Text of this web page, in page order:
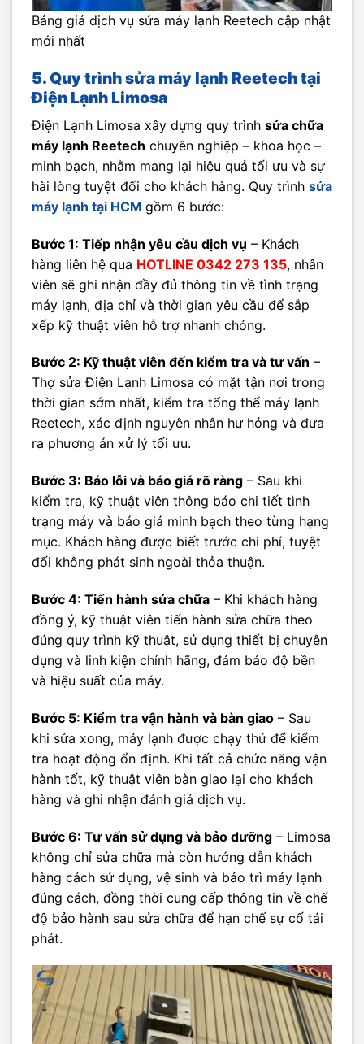
Bảng giá dịch vụ sửa máy lạnh Reetech cập nhật
mới nhất
5. Quy trình sửa máy lạnh Reetech tại
Điện Lạnh Limosa
Điện Lạnh Limosa xây dựng quy trình sửa chữa
máy lạnh Reetech chuyên nghiệp – khoa học –
minh bạch, nhằm mang lại hiệu quả tối ưu và sự
hài lòng tuyệt đối cho khách hàng. Quy trình sửa
máy lạnh tại HCM gồm 6 bước:
Bước 1: Tiếp nhận yêu cầu dịch vụ – Khách
hàng liên hệ qua HOTLINE 0342 273 135, nhân
viên sẽ ghi nhận đầy đủ thông tin về tình trạng
máy lạnh, địa chỉ và thời gian yêu cầu để sắp
xếp kỹ thuật viên hỗ trợ nhanh chóng.
Bước 2: Kỹ thuật viên đến kiểm tra và tư vấn –
Thợ sửa Điện Lạnh Limosa có mặt tận nơi trong
thời gian sớm nhất, kiểm tra tổng thể máy lạnh
Reetech, xác định nguyên nhân hư hỏng và đưa
ra phương án xử lý tối ưu.
Bước 3: Báo lỗi và báo giá rõ ràng – Sau khi
kiểm tra, kỹ thuật viên thông báo chi tiết tình
trạng máy và báo giá minh bạch theo từng hạng
mục. Khách hàng được biết trước chi phí, tuyệt
đối không phát sinh ngoài thỏa thuận.
Bước 4: Tiến hành sửa chữa – Khi khách hàng
đồng ý, kỹ thuật viên tiến hành sửa chữa theo
đúng quy trình kỹ thuật, sử dụng thiết bị chuyên
dụng và linh kiện chính hãng, đảm bảo độ bền
và hiệu suất của máy.
Bước 5: Kiểm tra vận hành và bàn giao – Sau
khi sửa xong, máy lạnh được chạy thử để kiểm
tra hoạt động ổn định. Khi tất cả chức năng vận
hành tốt, kỹ thuật viên bàn giao lại cho khách
hàng và ghi nhận đánh giá dịch vụ.
Bước 6: Tư vấn sử dụng và bảo dưỡng – Limosa
không chỉ sửa chữa mà còn hướng dẫn khách
hàng cách sử dụng, vệ sinh và bảo trì máy lạnh
đúng cách, đồng thời cung cấp thông tin về chế
độ bảo hành sau sửa chữa để hạn chế sự cố tái
phát.